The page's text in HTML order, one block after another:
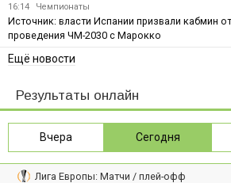
16:14 Чемпионаты
Источник: власти Испании призвали кабмин
проведения ЧМ-2030 с Марокко
Ещё новости
Результаты онлайн
Вчера Сегодня
Лига Европы: Матчи / плей-офф